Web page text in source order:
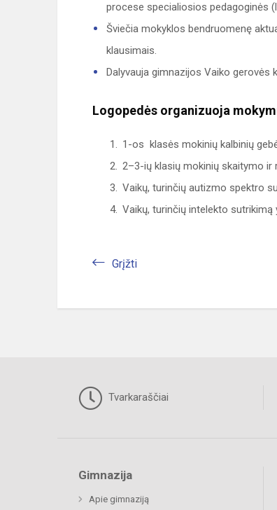
procese specialiosios pedagoginės
Šviečia mokyklos bendruomenę
klausimais.
Dalyvauja gimnazijos Vaiko gerovės
Logopedės organizuoja
1-os klasės mokinių kalbinių
2–3-ių klasių mokinių skaitymo ir
Vaikų, turinčių autizmo spektro
Vaikų, turinčių intelekto
Grįžti
Tvarkaraščiai
Gimnazija
Apie gimnaziją